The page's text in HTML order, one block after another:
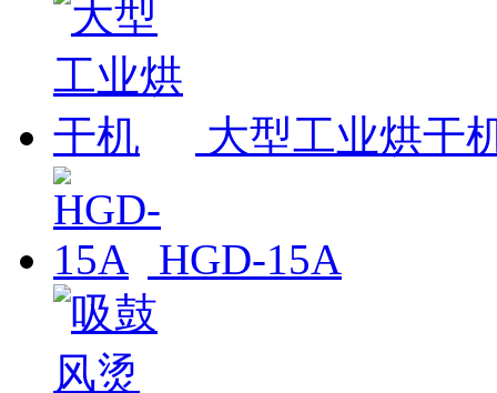
大型工业烘干
HGD-15A